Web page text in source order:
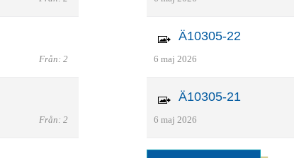
Från: 2
Från: 2
Ä10305-22
6 maj 2026
Ä10305-21
6 maj 2026